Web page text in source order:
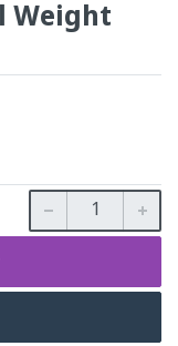
Weight